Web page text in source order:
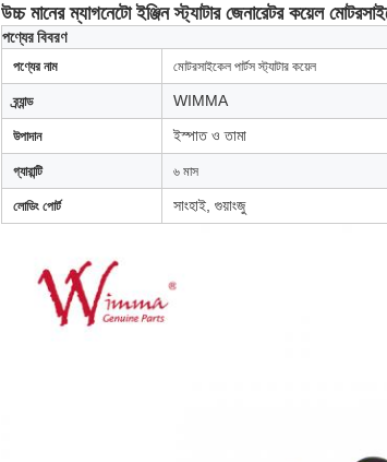
উচ্চ মানের ম্যাগনেটো ইঞ্জিন স্ট্যাটার জেনারেটর কয়েল
পণ্যের বিবরণ
পণ্যের নাম মোটরসাইকেল পার্টস স্ট্যাটার কয়েল
ব্র্যান্ড WIMMA
উপাদান ইস্পাত ও তামা
গ্যারান্টি ৬ মাস
লোডিং পোর্ট সাংহাই, গুয়াংজু